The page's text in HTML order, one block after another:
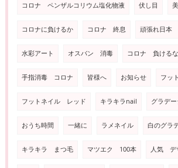
コロナ ペンザルコリウム塩化物液 伏し目
コロナに負けるか コロナ 終息 頑張れ日本
水彩アート オスバン 消毒 コロナ 負けるな
手指消毒 コロナ 皆様へ お知らせ フッ
フットネイル レッド キラキラnail グラデ
おうち時間 一緒に ラメネイル 白のグラ
キラキラ まつ毛 マツエク 100本 人気 デ